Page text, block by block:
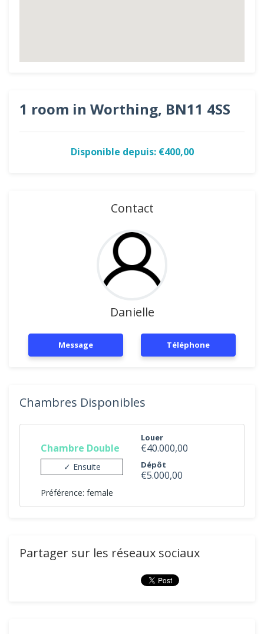
1 room in Worthing, BN11 4SS
Disponible depuis: €400,00
Contact
Danielle
Message Téléphone
Chambres Disponibles
Chambre Double
✓ Ensuite
Louer
€40.000,00
Dépôt
€5.000,00
Préférence: female
Partager sur les réseaux sociaux